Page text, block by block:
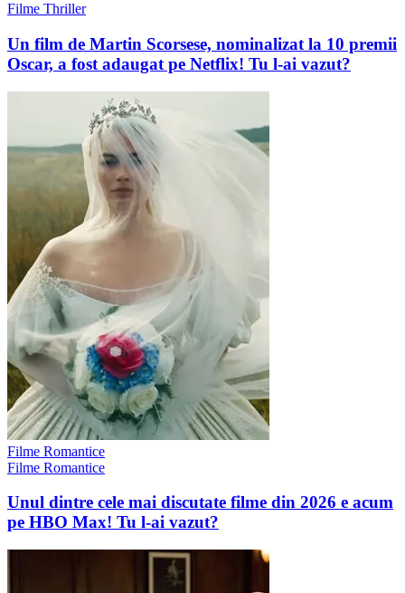
Filme Thriller
Un film de Martin Scorsese, nominalizat la 10 premii
Oscar, a fost adaugat pe Netflix! Tu l-ai vazut?
Filme Romantice
Filme Romantice
Unul dintre cele mai discutate filme din 2026 e acum
pe HBO Max! Tu l-ai vazut?